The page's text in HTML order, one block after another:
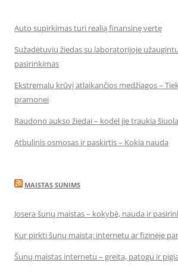
Auto supirkimas turi realią finansinę vertę
Sužadėtuvių žiedas su laboratorijoje
pasirinkimas
Ekstremalų krūvį atlaikančios medžiagos –
pramonei
Raudono aukso žiedai – kodėl jie traukia
Atbulinis osmosas ir paskirtis – Kokia nauda
MAISTAS SUNIMS
Josera šunų maistas – kokybė, nauda ir
Kur pirkti šunų maistą: internetu ar fizinėje
Šunų maistas internetu – greita, patogu ir